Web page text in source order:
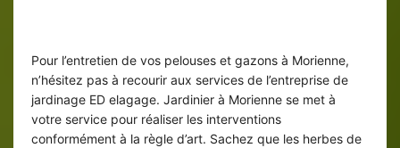
Pour l’entretien de vos pelouses et gazons à Morienne,
n’hésitez pas à recourir aux services de l’entreprise de
jardinage ED elagage. Jardinier à Morienne se met à
votre service pour réaliser les interventions
conformément à la règle d’art. Sachez que les herbes de